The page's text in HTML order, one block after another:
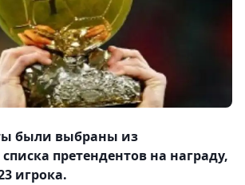
были выбраны из
претендентов на награду,
игрока.